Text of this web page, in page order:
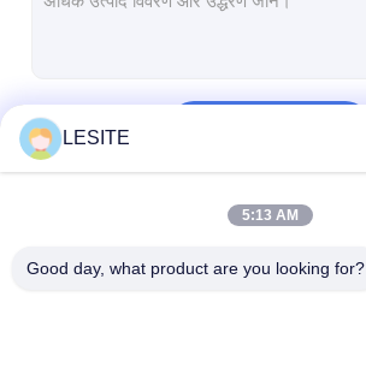
LESITE
5:13 AM
Good day, what product are you looking for?